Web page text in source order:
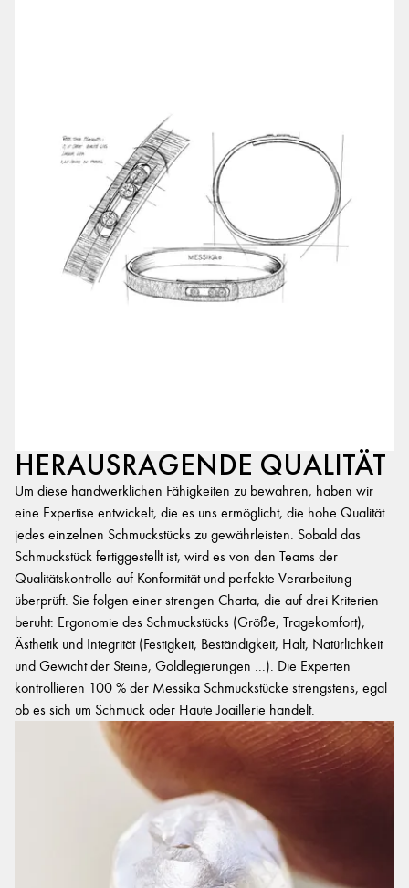
HERAUSRAGENDE QUALITÄT
Um diese handwerklichen Fähigkeiten zu bewahren, haben wir
eine Expertise entwickelt, die es uns ermöglicht, die hohe Qualität
jedes einzelnen Schmuckstücks zu gewährleisten. Sobald das
Schmuckstück fertiggestellt ist, wird es von den Teams der
Qualitätskontrolle auf Konformität und perfekte Verarbeitung
überprüft. Sie folgen einer strengen Charta, die auf drei Kriterien
beruht: Ergonomie des Schmuckstücks (Größe, Tragekomfort),
Ästhetik und Integrität (Festigkeit, Beständigkeit, Halt, Natürlichkeit
und Gewicht der Steine, Goldlegierungen ...). Die Experten
kontrollieren 100 % der Messika Schmuckstücke strengstens, egal
ob es sich um Schmuck oder Haute Joaillerie handelt.